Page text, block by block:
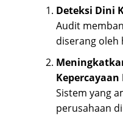
Deteksi Dini
Audit
diserang oleh
Kepercayaan
Sistem yang
perusahaan